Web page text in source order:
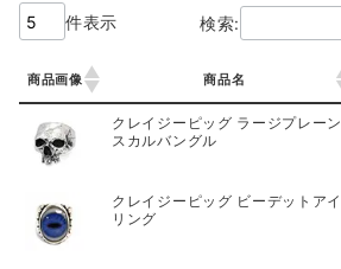
件表示 検索:
商品画像 商品名
商品名
クレイジーピッグ ラージプレーン
スカルバングル
クレイジーピッグ ビーデットアイ
リング